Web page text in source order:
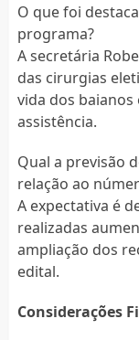
O que foi
programa?
A secretária
das cirurgias
vida dos
assistência.
Qual a previsão
relação ao
A expectativa é
realizadas
ampliação dos
edital.
Considerações